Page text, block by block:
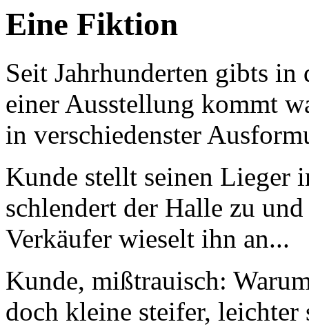
Eine Fiktion
Seit Jahrhunderten gibts
einer Ausstellung kommt
in verschiedenster
Kunde stellt seinen Lieger
schlendert der Halle zu
Verkäufer wieselt ihn an...
Kunde, mißtrauisch:
doch kleine steifer, leichter